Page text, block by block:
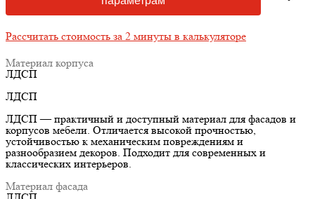
Рассчитать стоимость за 2 минуты в калькуляторе
Материал корпуса
ЛДСП
ЛДСП
ЛДСП — практичный и доступный материал для фасадов и
корпусов мебели. Отличается высокой прочностью,
устойчивостью к механическим повреждениям и
разнообразием декоров. Подходит для современных и
классических интерьеров.
Материал фасада